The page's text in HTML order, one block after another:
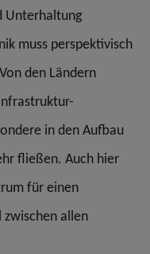
Unterhaltung
muss perspektivisch
den Ländern
in den Aufbau
fließen. Auch hier
für einen
allen